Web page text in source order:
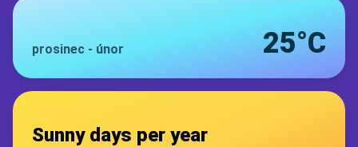
prosinec - únor 25°C
Sunny days per year